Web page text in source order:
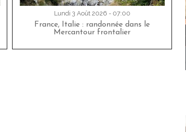
Lundi 3 Août 2026 - 07:00
France, Italie : randonnée dans le
Mercantour frontalier